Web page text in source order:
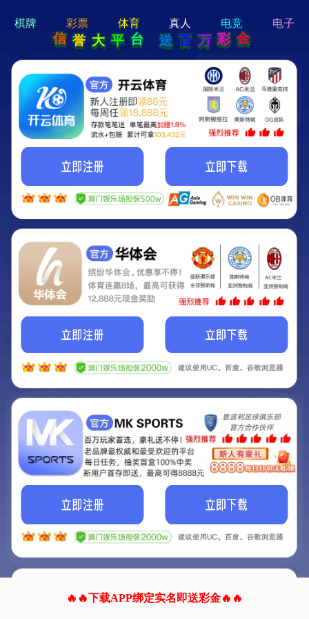
hi 💗
Hey Guys!
我们即将上线啦...
我们的网站正在建设.
它将是非常棒的网站.
联系我们!